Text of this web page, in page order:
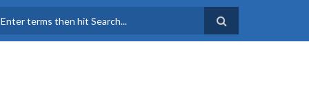
FORMULARIO DE